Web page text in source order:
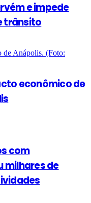
e impede
trânsito
econômico de
com
milhares de